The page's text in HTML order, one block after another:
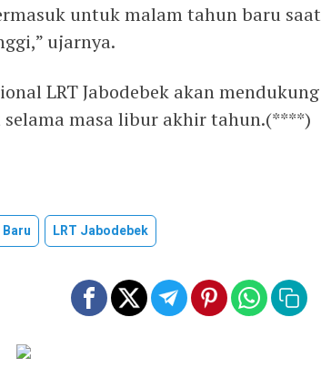
untuk malam tahun baru saat
ujarnya.
LRT Jabodebek akan mendukung
masa libur akhir tahun.(****)
LRT Jabodebek